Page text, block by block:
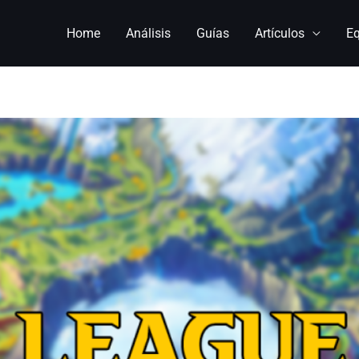
Home Análisis Guías Artículos